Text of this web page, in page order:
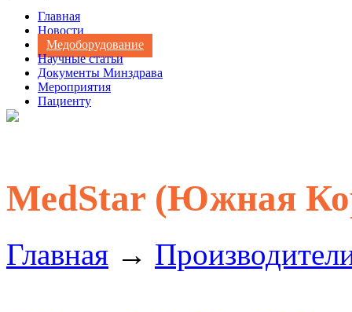
Главная
Новости
Медоборудование
Научные статьи
Документы Минздрава
Мероприятия
Пациенту
MedStar (Южная
Главная →